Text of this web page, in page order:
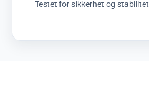
Testet for sikkerhet og